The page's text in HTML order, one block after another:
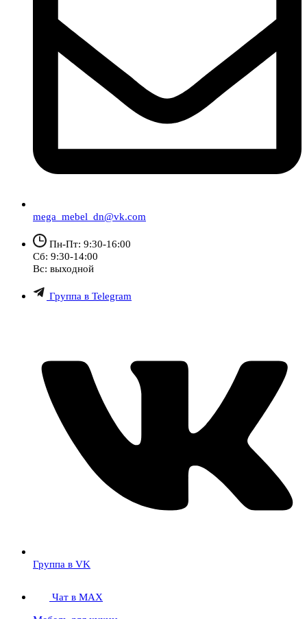
mega_mebel_dn@vk.com
Пн-Пт: 9:30-16:00
Сб: 9:30-14:00
Вс: выходной
Группа в Telegram
Группа в VK
Чат в MAX